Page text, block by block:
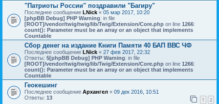
"Патриоты России" поздравили "Багиру"
Последнее сообщение LNick « 05 мар 2017, 10:20
[phpBB Debug] PHP Warning: in file
[ROOT]/vendor/twig/twig/lib/Twig/Extension/Core.php on line 1266:
count(): Parameter must be an array or an object that implements
Countable
Сбор денег на издание Книги Памяти 40 БАП ВВС ЧФ
Последнее сообщение LNick « 27 фев 2017, 22:32
Ответы: 5[phpBB Debug] PHP Warning: in file
[ROOT]/vendor/twig/twig/lib/Twig/Extension/Core.php on line 1266:
count(): Parameter must be an array or an object that implements
Countable
Геокешинг
Последнее сообщение Архангел « 09 дек 2016, 10:51
Ответы: 13 1 2